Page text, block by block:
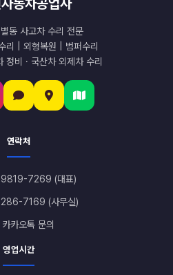
동 사고차 수리 전문
리 | 외형복원 | 범퍼수리
정비 · 국산차 외제차 수리
연락처
7269 (대표)
7169 (사무실)
카카오톡 문의
영업시간